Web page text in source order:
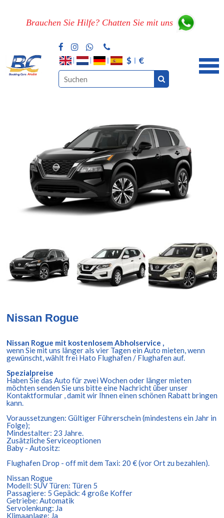
Brauchen Sie Hilfe? Chatten Sie mit uns
$ €
Nissan Rogue
Nissan Rogue mit kostenlosem Abholservice ,
wenn Sie mit uns länger als vier Tagen ein Auto mieten, wenn
gewünscht, wählt frei Hato Flughafen / Flughafen auf.
Spezialpreise
Haben Sie das Auto für zwei Wochen oder länger mieten
möchten senden Sie uns bitte eine Nachricht über unser
Kontaktformular , damit wir Ihnen einen schönen Rabatt bringen
kann.
Voraussetzungen: Gültiger Führerschein (mindestens ein Jahr in
Folge);
Mindestalter: 23 Jahre.
Zusätzliche Serviceoptionen
Baby - Autositz:
Flughafen Drop - off mit dem Taxi: 20 € (vor Ort zu bezahlen).
Nissan Rogue
Modell: SUV Türen: Türen 5
Passagiere: 5 Gepäck: 4 große Koffer
Getriebe: Automatik
Servolenkung: Ja
Klimaanlage: Ja